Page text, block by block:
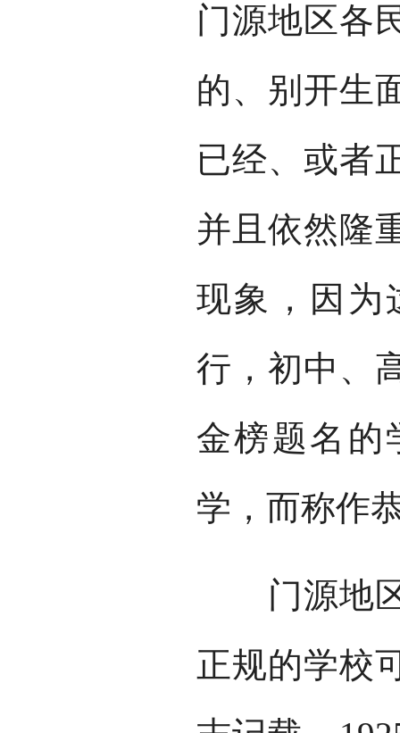
门源地区各
的、别开生
已经、或者
并且依然隆
现象，因为
行，初中、
金榜题名的
学，而称作
门源地区
正规的学校